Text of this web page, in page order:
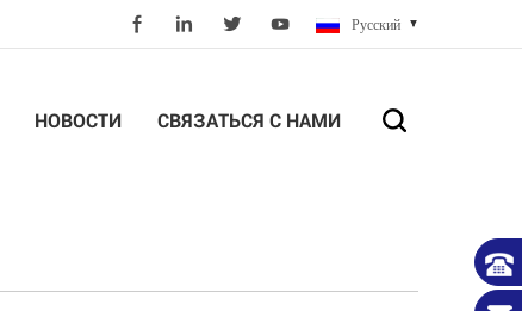
Русский
НОВОСТИ СВЯЗАТЬСЯ С НАМИ